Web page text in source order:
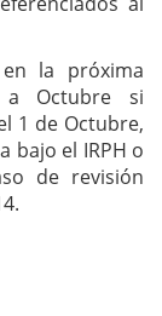
la próxima
a Octubre si
1 de Octubre,
bajo el IRPH o
de revisión